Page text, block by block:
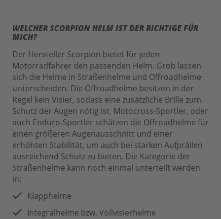
WELCHER SCORPION HELM IST DER RICHTIGE FÜR
MICH?
Der Hersteller Scorpion bietet für jeden
Motorradfahrer den passenden Helm. Grob lassen
sich die Helme in Straßenhelme und Offroadhelme
unterscheiden. Die Offroadhelme besitzen in der
Regel kein Visier, sodass eine zusätzliche Brille zum
Schutz der Augen nötig ist. Motocross-Sportler, oder
auch Enduro-Sportler schätzen die Offroadhelme für
einen größeren Augenausschnitt und einer
erhöhten Stabilität, um auch bei starken Aufprällen
ausreichend Schutz zu bieten. Die Kategorie der
Straßenhelme kann noch einmal unterteilt werden
in:
Klapphelme
Integralhelme bzw. Vollvisierhelme